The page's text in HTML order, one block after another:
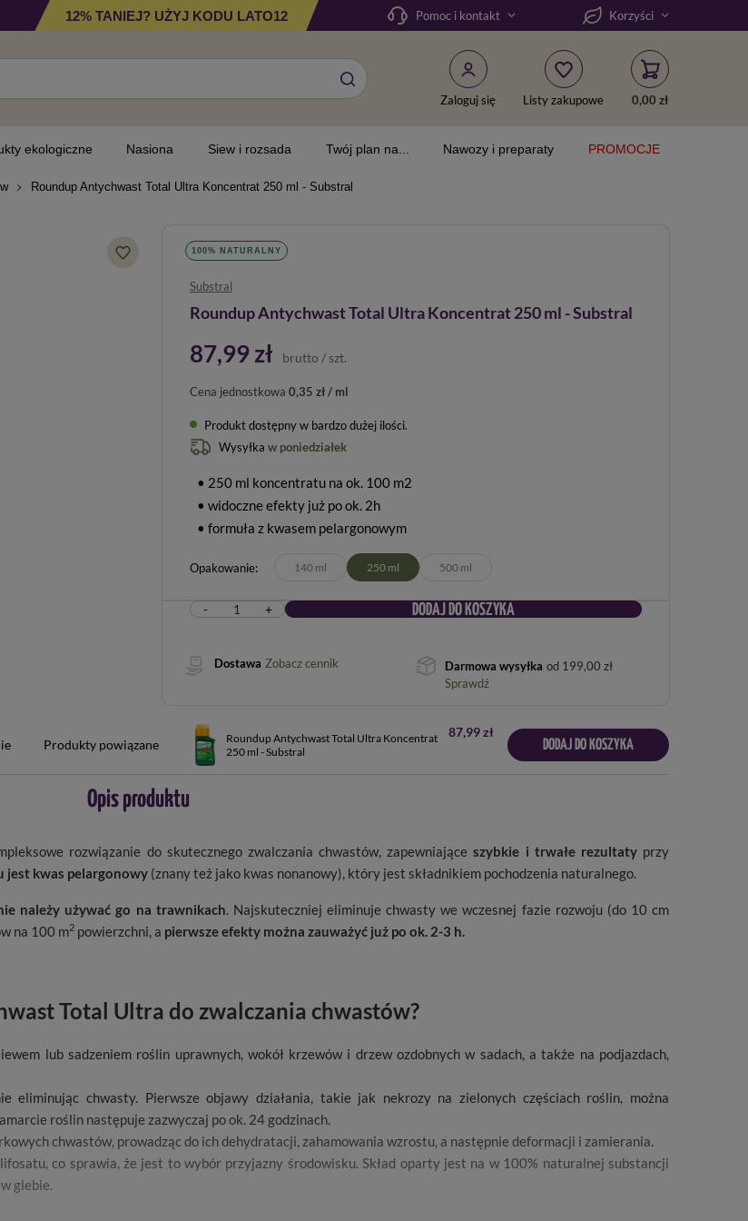
12% TANIEJ? UŻYJ KODU LATO12 Pomoc i kontakt Korzyści
Zaloguj się Listy zakupowe 0,00 zł
ekologiczne Nasiona Siew i rozsada Twój plan na... Nawozy i preparaty PROMOCJE
Roundup Antychwast Total Ultra Koncentrat 250 ml - Substral
100% NATURALNY
Substral
Roundup Antychwast Total Ultra Koncentrat 250 ml - Substral
87,99 zł brutto / szt.
Cena jednostkowa 0,35 zł / ml
Produkt dostępny w bardzo dużej ilości
Wysyłka w poniedziałek
• 250 ml koncentratu na ok. 100 m2
• widoczne efekty już po ok. 2h
• formuła z kwasem pelargonowym
Opakowanie 140 ml 250 ml 500 ml
- + DODAJ DO KOSZYKA
Dostawa Zobacz cennik Darmowa wysyłka od 199,00 zł
Sprawdź
Produkty powiązane
Roundup Antychwast Total Ultra Koncentrat
250 ml - Substral
87,99 zł
DODAJ DO KOSZYKA
Opis produktu
rozwiązanie do skutecznego zwalczania chwastów, zapewniająceszybkie i trwałe rezultatyprzy
jest kwas pelargonowy (znany też jako kwas nonanowy), który jest składnikiem pochodzenia naturalnego.
należy używać go na trawnikach. Najskuteczniej eliminuje chwasty we wczesnej fazie rozwoju (do 10 cm
na 100 m2 powierzchni, a pierwsze efekty można zauważyć już po ok. 2-3 h.
Total Ultra do zwalczania chwastów?
lub sadzeniem roślin uprawnych, wokół krzewów i drzew ozdobnych w sadach, a także na podjazdach,
eliminując chwasty. Pierwsze objawy działania, takie jak nekrozy na zielonych częściach roślin, można
roślin następuje zazwyczaj po ok. 24 godzinach.
chwastów, prowadząc do ich dehydratacji, zahamowania wzrostu, a następnie deformacji i zamierania.
co sprawia, że jest to wybór przyjazny środowisku. Skład oparty jest na w 100% naturalnej substancji
glebie.